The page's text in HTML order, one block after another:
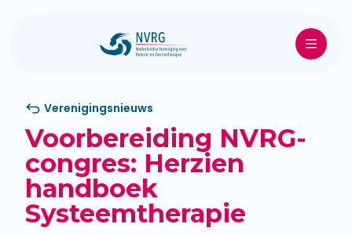
Verenigingsnieuws
Voorbereiding NVRG-
congres: Herzien
handboek
Systeemtherapie